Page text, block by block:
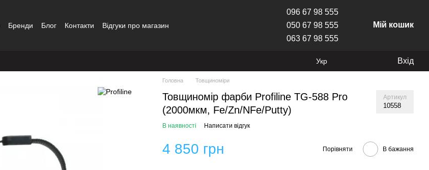
Бренди Блог Контакти Відгуки про магазин
096 67 98 555
050 67 98 555
063 67 98 555
Мій кошик
Укр Вхід
Головна Товщиноміри
Товщиномір фарби Profiline TG-588 Pro
(2000мкм, Fe/Zn/NFe/Putty)
Артикул
10558
В наявності Написати відгук
4 850 грн Порівняти В бажання